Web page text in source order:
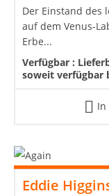
Der Einstand des
auf dem Venus-
Erbe...
Verfügbar :
soweit verfügbar
In
Eddie